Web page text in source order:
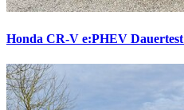
Honda CR-V e:PHEV Dauertest